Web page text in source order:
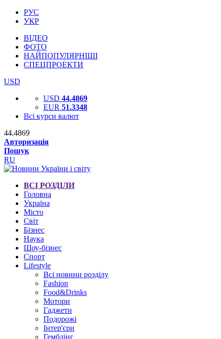
РУС
УКР
ВІДЕО
ФОТО
НАЙПОПУЛЯРНІШІ
СПЕЦПРОЕКТИ
USD
USD 44.4869
EUR 51.3348
Всі курси валют
44.4869
Авторизація
Пошук
RU
ВСІ РОЗДІЛИ
Головна
Україна
Місто
Світ
Бізнес
Наука
Шоу-бізнес
Спорт
Lifestyle
Всі новини розділу
Fashion
Food&Drinks
Мотори
Гаджети
Подорожі
Інтер'єри
Гемблінг